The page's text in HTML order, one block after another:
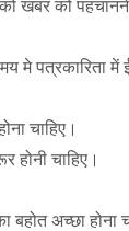
खबर को पहचानने
मे पत्रकारिता में
चाहिए।
चाहिए।
बहोत अच्छा होना